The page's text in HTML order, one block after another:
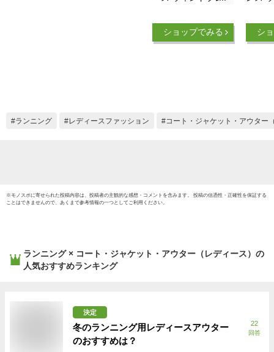
449-617K レディー
ス RUNNING
ショップでみる
ット
ブレ
シ
ランニング レディースファッション コート・ジャケット・アウター
※モノスポに寄せられた投稿内容は、投稿者の主観的な感想・コメントを含みます。 投稿の信憑性・正確性を保証する
ことはできませんので、あくまで参考情報の一つとしてご利用ください。
ランニング × コート・ジャケット・アウター（レディース） の
人気おすすめランキング
決定
冬のランニング用レディースアウター
のおすすめは？
22
回答